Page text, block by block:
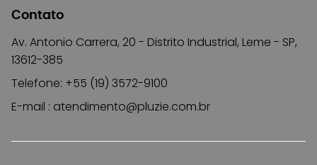
Contato
Av. Antonio Carrera, 20 - Distrito Industrial, Leme - SP,
13612-385
Telefone: +55 (19) 3572-9100
E-mail : atendimento@pluzie.com.br